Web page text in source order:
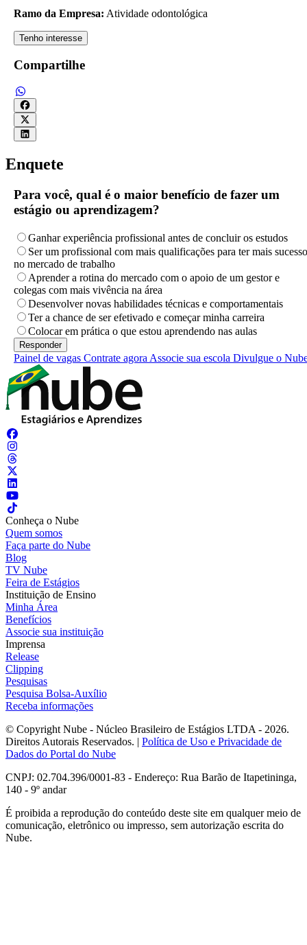
Ramo da Empresa: Atividade odontológica
Tenho interesse
Compartilhe
Enquete
Para você, qual é o maior benefício de fazer um
estágio ou aprendizagem?
Ganhar experiência profissional antes de concluir os estudos
Ser um profissional com mais qualificações para ter mais sucesso
no mercado de trabalho
Aprender a rotina do mercado com o apoio de um gestor e
colegas com mais vivência na área
Desenvolver novas habilidades técnicas e comportamentais
Ter a chance de ser efetivado e começar minha carreira
Colocar em prática o que estou aprendendo nas aulas
Painel de vagas Contrate agora Associe sua escola Divulgue o
Conheça o Nube
Quem somos
Faça parte do Nube
Blog
TV Nube
Feira de Estágios
Instituição de Ensino
Minha Área
Benefícios
Associe sua instituição
Imprensa
Release
Clipping
Pesquisas
Pesquisa Bolsa-Auxílio
Receba informações
© Copyright Nube - Núcleo Brasileiro de Estágios LTDA - 2026.
Direitos Autorais Reservados. | Política de Uso e Privacidade de
Dados do Portal do Nube
CNPJ: 02.704.396/0001-83 - Endereço: Rua Barão de Itapetininga,
140 - 9º andar
É proibida a reprodução do conteúdo deste site em qualquer meio de
comunicação, eletrônico ou impresso, sem autorização escrita do
Nube.